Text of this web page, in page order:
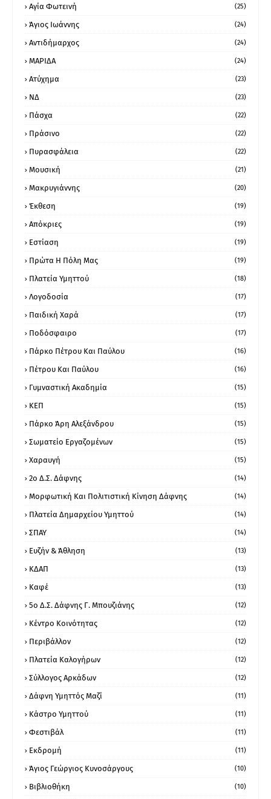
Αγία Φωτεινή (25)
Άγιος Ιωάννης (24)
Αντιδήμαρχος (24)
ΜΑΡΙΔΑ (24)
Ατύχημα (23)
ΝΔ (23)
Πάσχα (22)
Πράσινο (22)
Πυρασφάλεια (22)
Μουσική (21)
Μακρυγιάννης (20)
Έκθεση (19)
Απόκριες (19)
Εστίαση (19)
Πρώτα Η Πόλη Μας (19)
Πλατεία Υμηττού (18)
Λογοδοσία (17)
Παιδική Χαρά (17)
Ποδόσφαιρο (17)
Πάρκο Πέτρου Και Παύλου (16)
Πέτρου Και Παύλου (16)
Γυμναστική Ακαδημία (15)
ΚΕΠ (15)
Πάρκο Άρη Αλεξάνδρου (15)
Σωματείο Εργαζομένων (15)
Χαραυγή (15)
2ο Δ.Σ. Δάφνης (14)
Μορφωτική Και Πολιτιστική Κίνηση Δάφνης (14)
Πλατεία Δημαρχείου Υμηττού (14)
ΣΠΑΥ (14)
Ευζήν & Άθληση (13)
ΚΔΑΠ (13)
Καφέ (13)
5ο Δ.Σ. Δάφνης Γ. Μπουζιάνης (12)
Κέντρο Κοινότητας (12)
Περιβάλλον (12)
Πλατεία Καλογήρων (12)
Σύλλογος Αρκάδων (12)
Δάφνη Υμηττός Μαζί (11)
Κάστρο Υμηττού (11)
Φεστιβάλ (11)
Εκδρομή (11)
Άγιος Γεώργιος Κυνοσάργους (10)
Βιβλιοθήκη (10)